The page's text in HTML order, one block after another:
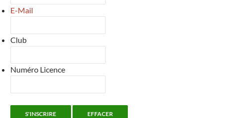
E-Mail
Club
Numéro Licence